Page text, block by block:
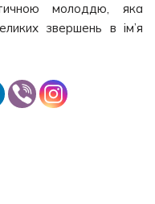
молоддю, яка
звершень в ім’я